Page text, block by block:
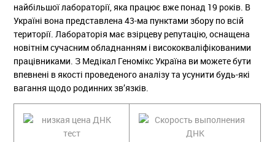
найбільшої лабораторії, яка працює вже понад 19 років. В
Україні вона представлена 43-ма пунктами збору по всій
території. Лабораторія має взірцеву репутацію, оснащена
новітнім сучасним обладнанням і висококваліфікованими
працівниками. З Медікал Геномікс Україна ви можете бути
впевнені в якості проведеного аналізу та усунити будь-які
вагання щодо родинних зв’язків.